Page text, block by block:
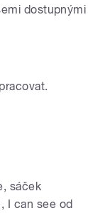
dostupnými
sáček
I can see od